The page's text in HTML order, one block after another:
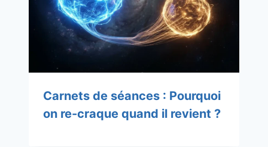
Carnets de séances : Pourquoi
on re-craque quand il revient ?